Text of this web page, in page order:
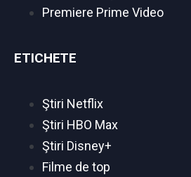
Premiere Prime Video
ETICHETE
Ştiri Netflix
Ştiri HBO Max
Ştiri Disney+
Filme de top